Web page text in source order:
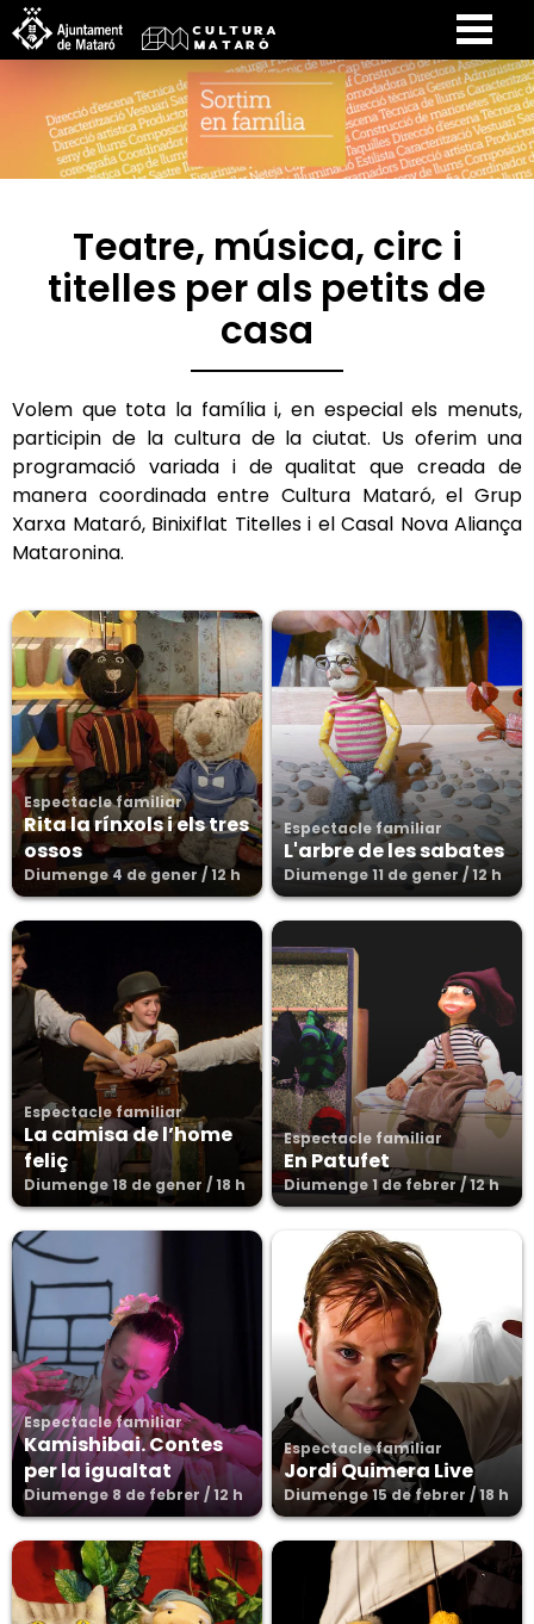
Teatre, música, circ i
titelles per als petits de
casa
Volem que tota la família i, en especial els menuts,
participin de la cultura de la ciutat. Us oferim una
programació variada i de qualitat que creada de
manera coordinada entre Cultura Mataró, el Grup
Xarxa Mataró, Binixiflat Titelles i el Casal Nova Aliança
Mataronina.
Espectacle familiar
Rita la rínxols i els tres
ossos
Diumenge 4 de gener / 12 h
Espectacle familiar
L'arbre de les sabates
Diumenge 11 de gener / 12 h
Espectacle familiar
La camisa de l’home
feliç
Diumenge 18 de gener / 18 h
Espectacle familiar
En Patufet
Diumenge 1 de febrer / 12 h
Espectacle familiar
Kamishibai. Contes
per la igualtat
Diumenge 8 de febrer / 12 h
Espectacle familiar
Jordi Quimera Live
Diumenge 15 de febrer / 18 h